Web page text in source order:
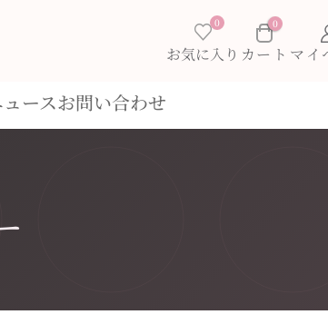
0
お気に入り
0
ースお問い合わせ